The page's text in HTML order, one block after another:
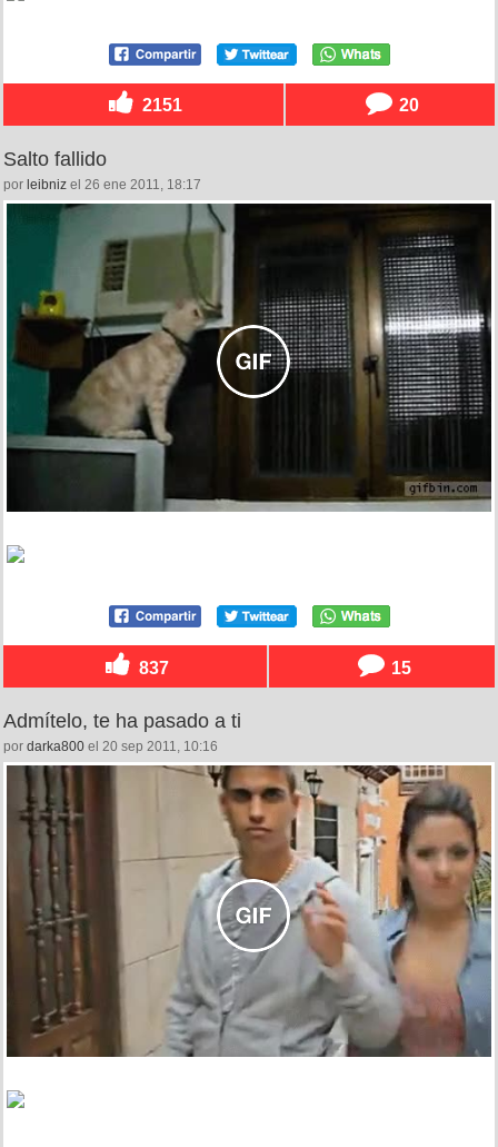
2151 20
Salto fallido
por leibniz el 26 ene 2011, 18:17
837 15
Admítelo, te ha pasado a ti
por darka800 el 20 sep 2011, 10:16